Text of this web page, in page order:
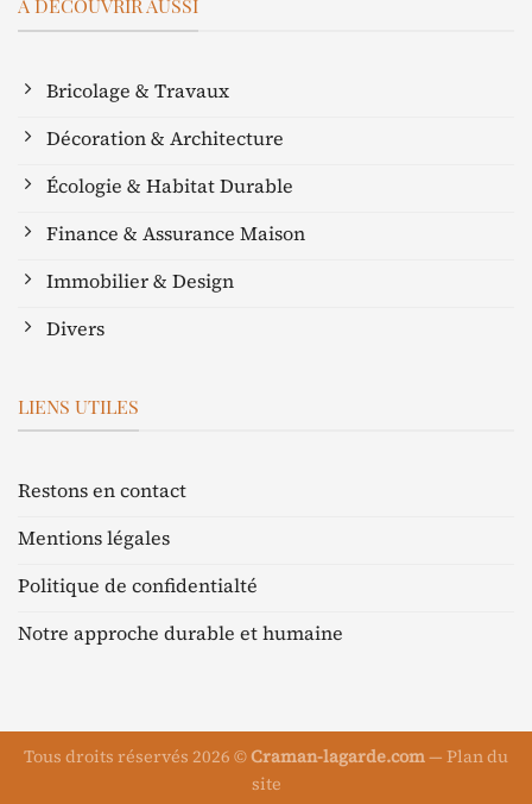
À DÉCOUVRIR AUSSI
Bricolage & Travaux
Décoration & Architecture
Écologie & Habitat Durable
Finance & Assurance Maison
Immobilier & Design
Divers
LIENS UTILES
Restons en contact
Mentions légales
Politique de confidentialté
Notre approche durable et humaine
Tous droits réservés 2026 ©Craman-lagarde.com— Plan du
site